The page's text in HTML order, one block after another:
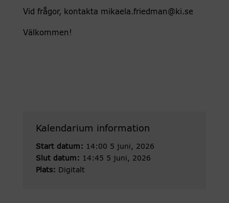
Vid frågor, kontakta mikaela.friedman@ki.se
Välkommen!
Kalendarium information
Start datum: 14:00 5 juni, 2026
Slut datum: 14:45 5 juni, 2026
Plats: Digitalt